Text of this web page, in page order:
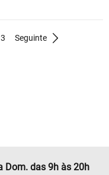
Seguinte
Dom. das 9h às 20h